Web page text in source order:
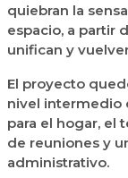
quiebran la
espacio, a partir
unifican y
El proyecto
nivel intermedio
para el hogar, el
de reuniones y
administrativo.